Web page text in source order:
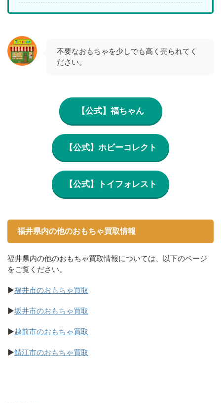
不要なおもちゃを少しでも高く売られてく
ださい。
【公式】福ちゃん
【公式】ホビーコレクト
【公式】トイフォレスト
福井県内の他のおもちゃ買取情報
福井県内の他のおもちゃ買取情報については、以下のページ
をご覧ください。
▶福井市のおもちゃ買取
▶坂井市のおもちゃ買取
▶越前市のおもちゃ買取
▶鯖江市のおもちゃ買取